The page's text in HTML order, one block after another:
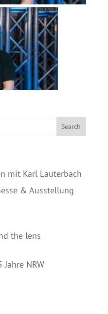
mit Karl Lauterbach
& Ausstellung
the lens
NRW